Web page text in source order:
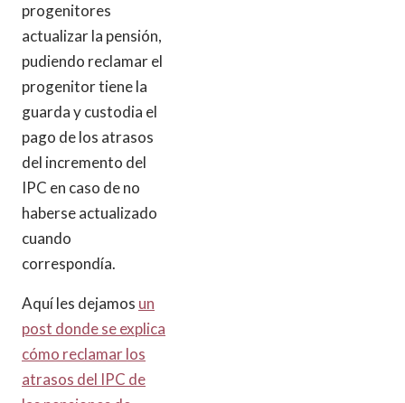
progenitores
actualizar la pensión,
pudiendo reclamar el
progenitor tiene la
guarda y custodia el
pago de los atrasos
del incremento del
IPC en caso de no
haberse actualizado
cuando
correspondía.
Aquí les dejamos un
post donde se explica
cómo reclamar los
atrasos del IPC de